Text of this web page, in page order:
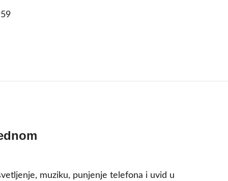
muziku, punjenje telefona i uvid u